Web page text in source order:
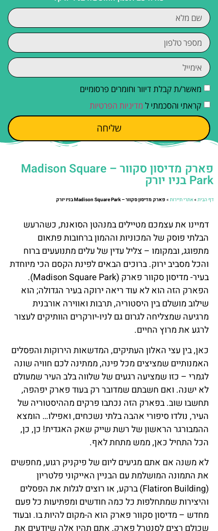
מאשר/ת קבלת דיוור וחומרים פרסומיים
קראתי והסכמתי ל מדיניות הפרטיות
שליחה
פארק מדיסון סקוור – Madison Square
Park בניו יורק
דף הבית»אתרי תיירות» פארק מדיסון סקוור – Madison Square Park בניו יורק
דמיינו את עצמכם מטיילים במנהטן הסואנת, כשהרעש
הבלתי פוסק של המכוניות וההמון ברחובות פתאום
מתפוגג, ובמקומו – צליל עדין של עלים מתנועעים ברוח
והכל מסביב ירוק. ברוכים הבאים לפינת הקסם הכי מיוחדת
בעיר- מדיסון סקוור פארק (Madison Square Park).
הפארק הזה הוא לא עוד ריאה ירוקה בעיר הגדולה; הוא
שילוב מושלם בין היסטוריה, תרבות ואווירה אורבנית
מרגיעה שמצליחה לגרום גם לניו-יורקרים הוותיקים לעצור
לרגע את מרוץ החיים.
כאן, בין עצי האלון העתיקים, המדשאות הירוקות והפסלים
האמנותיים שמציצים מכל פינה, ממתינה לכם חוויה שונה
לגמרי – כזו שמציעה רגעים של שלווה בלב העיר שמעולם
לא ישנה. ואם חשבתם שמדובר רק בעוד פארק יפהפה,
תחשבו שוב. בפארק הזה נכתבו פרקים מההיסטוריה של
העיר, נולדו סיפורי אהבה בלתי נשכחים, ואפילו… הומצא
ההמבורגר הראשון של רשת שייק שאק האגדית! כן, כן,
הכל התחיל כאן, ממש מתחת לאף.
לא משנה אם אתם מגיעים ליום של פיקניק רגוע, מחפשים
את התמונה המושלמת עם הבניין האייקוני פלטריון
(Flatiron Building) ברקע, או רוצים לגלות את הפסלים
והיצירות שמתחלפות כל כמה חודשים ומפתיעות כל פעם
מחדש – מדיסון סקוור פארק הוא ה-מקום להיות בו. ובעוד
שכולם רצים לסנטרל פארק, אתם תהיו אלה שיודעים את